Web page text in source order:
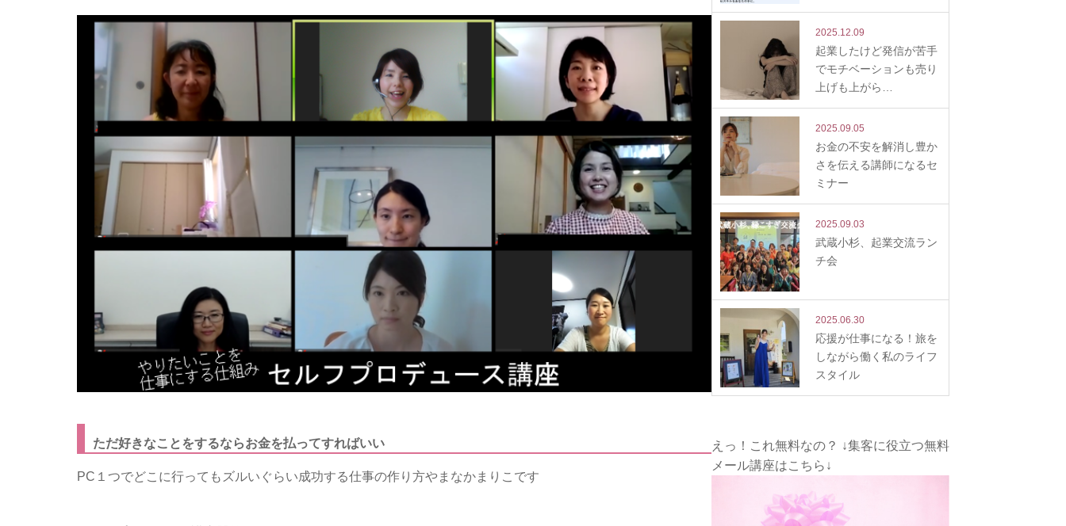
ただ好きなことをするならお金を払ってすればいい
PC１つでどこに行ってもズルいぐらい成功する仕事の作り方やまなかまりこです
2025.12.09
起業したけど発信が苦手
でモチベーションも売り
上げも上がら…
2025.09.05
お金の不安を解消し豊か
さを伝える講師になるセ
ミナー
2025.09.03
武蔵小杉、起業交流ラン
チ会
2025.06.30
応援が仕事になる！旅を
しながら働く私のライフ
スタイル
えっ！これ無料なの？ ↓集客に役立つ無料
メール講座はこちら↓